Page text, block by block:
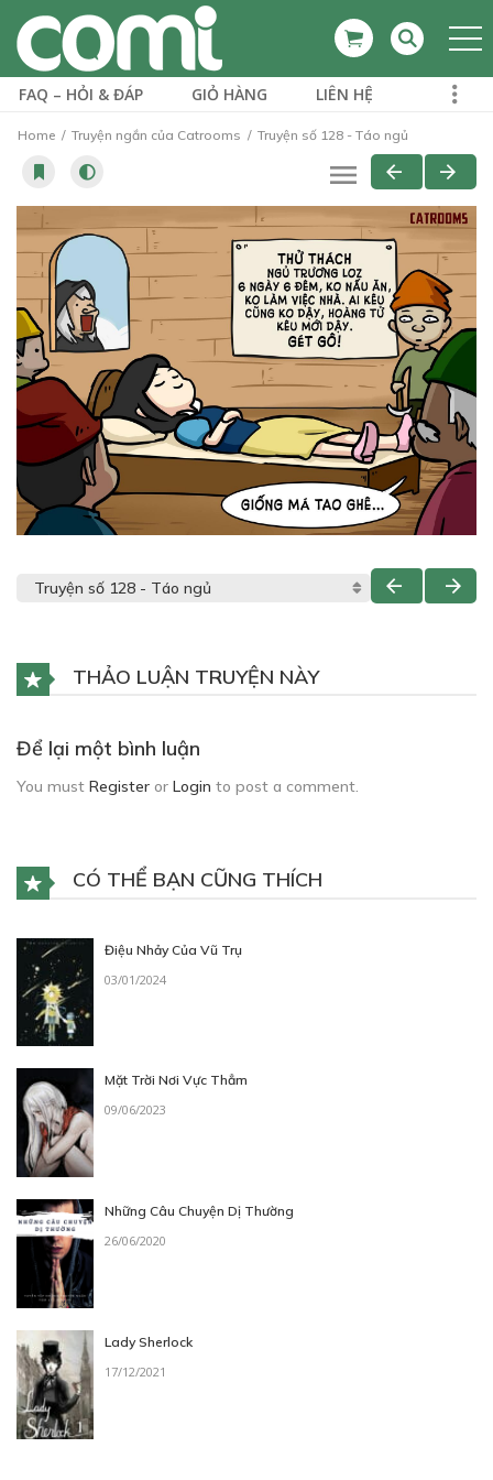
FAQ – HỎI & ĐÁP GIỎ HÀNG LIÊN HỆ
Home Truyện ngắn của Catrooms Truyện số 128 - Táo ngủ
THẢO LUẬN TRUYỆN NÀY
Để lại một bình luận
You must Register or Login to post a comment.
CÓ THỂ BẠN CŨNG THÍCH
Điệu Nhảy Của Vũ Trụ
03/01/2024
Mặt Trời Nơi Vực Thẳm
09/06/2023
Những Câu Chuyện Dị Thường
26/06/2020
Lady Sherlock
17/12/2021